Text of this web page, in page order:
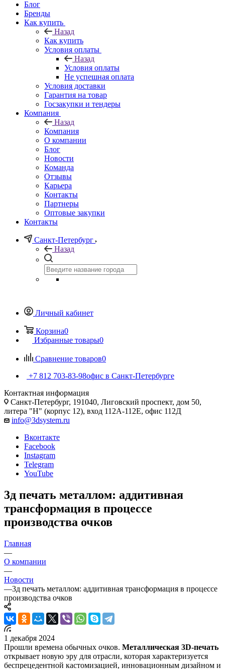
Блог
Бренды
Как купить
Назад
Как купить
Условия оплаты
Назад
Условия оплаты
Не успешная оплата
Условия доставки
Гарантия на товар
Госзакупки и тендеры
Компания
Назад
Компания
О компании
Блог
Новости
Команда
Отзывы
Карьера
Контакты
Партнеры
Оптовые закупки
Контакты
Санкт-Петербург
Назад
Личный кабинет
Корзина0
Избранные товары0
Сравнение товаров0
+7 812 703-83-98офис в Санкт-Петербурге
Контактная информация
Санкт-Петербург, 191040, Лиговский проспект, дом 50,
литера "Н" (корпус 12), вход 112А-112Е, офис 112Д
info@3dsystem.ru
Вконтакте
Facebook
Instagram
Telegram
YouTube
3д печать металлом: аддитивная
трансформация в процессе
производства очков
Главная
—
О компании
—
Новости
—3д печать металлом: аддитивная трансформация в процессе
производства очков
1 декабря 2024
Прошли времена обычных очков. Металлическая 3D-печать
открывает новую эру для отрасли, которая характеризуется
беспрецедентной кастомизацией, инновационным дизайном и